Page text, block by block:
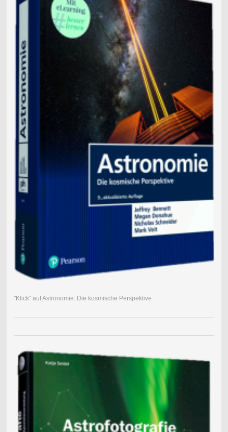
"Klick" auf Astronomie: Die kosmische Perspektive